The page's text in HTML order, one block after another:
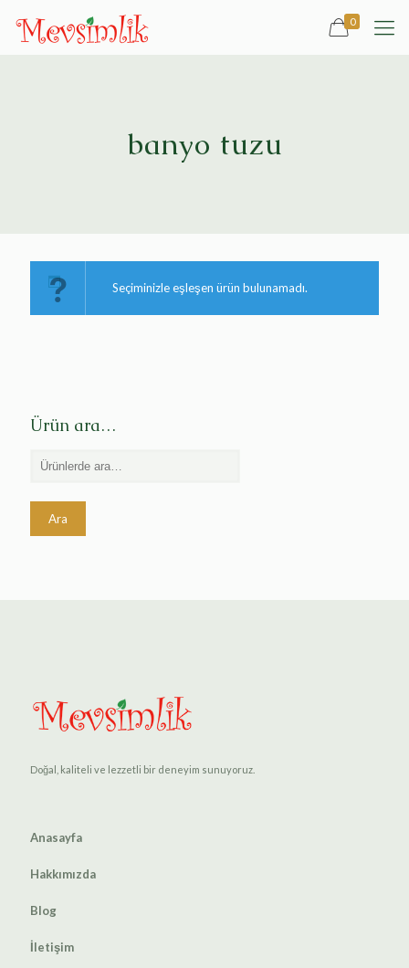
0
banyo tuzu
Seçiminizle eşleşen ürün bulunamadı.
Ürün ara…
Ara
Doğal, kaliteli ve lezzetli bir deneyim sunuyoruz.
Anasayfa
Hakkımızda
Blog
İletişim